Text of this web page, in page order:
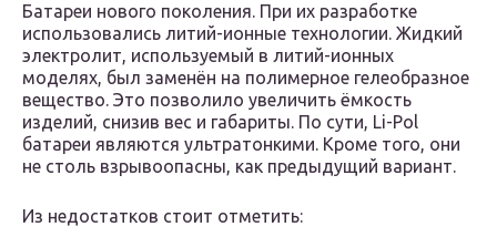
Батареи нового поколения. При их разработке
использовались литий-ионные технологии. Жидкий
электролит, используемый в литий-ионных
моделях, был заменён на полимерное гелеобразное
вещество. Это позволило увеличить ёмкость
изделий, снизив вес и габариты. По сути, Li-Pol
батареи являются ультратонкими. Кроме того, они
не столь взрывоопасны, как предыдущий вариант.
Из недостатков стоит отметить: